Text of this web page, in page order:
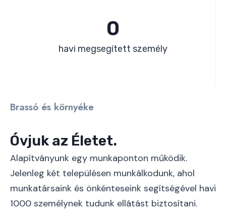
0
havi megsegített személy
Brassó és környéke
Óvjuk az Életet.
Alapítványunk egy munkaponton működik.
Jelenleg két településen munkálkodunk, ahol
munkatársaink és önkénteseink segítségével havi
1000 személynek tudunk ellátást biztosítani.